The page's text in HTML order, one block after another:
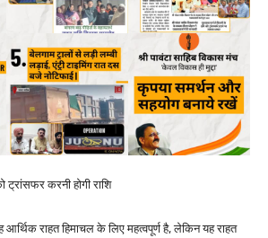
ट्रांसफर करनी हाेगी राशि
राहत हिमाचल के लिए महत्वपूर्ण है, लेकिन यह राहत